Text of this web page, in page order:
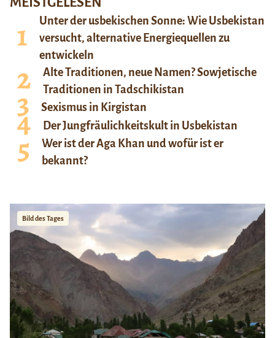
Unter der usbekischen Sonne: Wie Usbekistan
versucht, alternative Energiequellen zu
entwickeln
Alte Traditionen, neue Namen? Sowjetische
Traditionen in Tadschikistan
Sexismus in Kirgistan
Der Jungfräulichkeitskult in Usbekistan
Wer ist der Aga Khan und wofür ist er
bekannt?
Bild des Tages